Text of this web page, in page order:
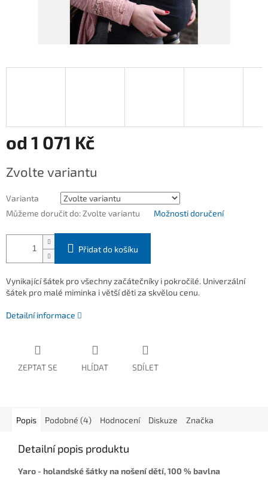
od 1 071 Kč
cena:
Zvolte variantu
Varianta
Můžeme doručit do: Zvolte variantu Možnosti doručení
Přidat do košíku
Vynikající šátek pro všechny začátečníky i pokročilé. Univerzální
šátek pro malé miminka i větší děti za skvělou cenu.
Detailní informace
ZEPTAT SE HLÍDAT SDÍLET
Popis Podobné (4) Hodnocení Diskuze Značka
Detailní popis produktu
Yaro - holandské šátky na nošení dětí, 100 % bavlna